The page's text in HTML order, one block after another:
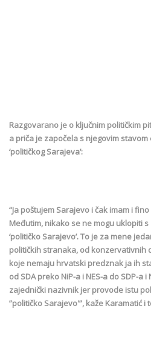
Razgovarano je o ključnim političkim
a priča je započela s njegovim
‘političkog Sarajeva’:
“Ja poštujem Sarajevo i čak imam i
Međutim, nikako se ne mogu uklopiti
‘političko Sarajevo’. To je za mene
političkih stranaka, od konzervativnih
koje nemaju hrvatski predznak ja ih
od SDA preko NiP-a i NES-a do SDP-a
zajednički nazivnik jer provode istu
”političko Sarajevo'”, kaže Karamatić i